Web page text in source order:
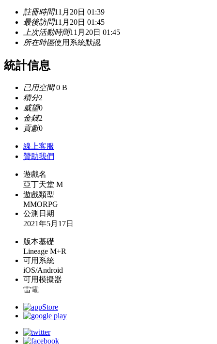
註冊時間11月20日 01:39
最後訪問11月20日 01:45
上次活動時間11月20日 01:45
所在時區使用系統默認
統計信息
已用空間0 B
積分2
威望0
金錢2
貢獻0
線上客服
贊助我們
遊戲名
亞丁天堂 M
遊戲類型
MMORPG
公測日期
2021年5月17日
版本基礎
Lineage M+R
可用系統
iOS/Android
可用模擬器
雷電